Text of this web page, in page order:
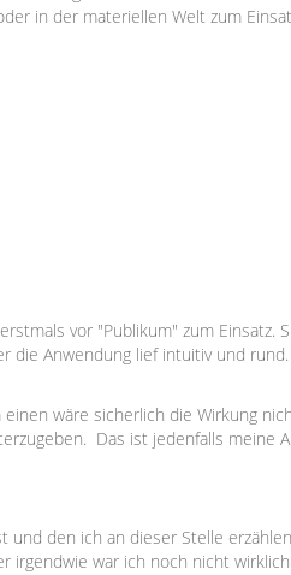
in der materiellen Welt zum
vor "Publikum" zum Einsatz.
Anwendung lief intuitiv und
wäre sicherlich die Wirkung
Das ist jedenfalls meine
und den ich an dieser Stelle
irgendwie war ich noch nicht